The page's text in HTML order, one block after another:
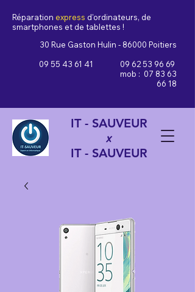
Réparation express d'ordinateurs, de
smartphones et de tablettes !
30 Rue Gaston Hulin - 86000 Poitiers
09 55 43 61 41
09 62 53 96 69
mob : 07 83 63
66 18
IT - SAUVEUR
x
IT - SAUVEUR